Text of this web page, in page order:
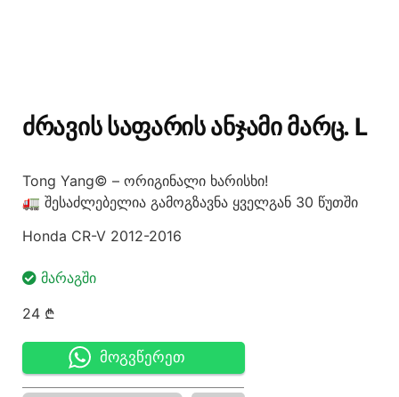
ᲫᲠᲐᲕᲘᲡ ᲡᲐᲤᲐᲠᲘᲡ ᲐᲜᲯᲐᲛᲘ ᲛᲐᲠᲪ. L
Tong Yang© – ორიგინალი ხარისხი!
🚛 შესაძლებელია გამოგზავნა ყველგან 30 წუთში
Honda CR-V 2012-2016
ᲛᲐᲠᲐᲒᲨᲘ
24 ₾
მოგვწერეთ